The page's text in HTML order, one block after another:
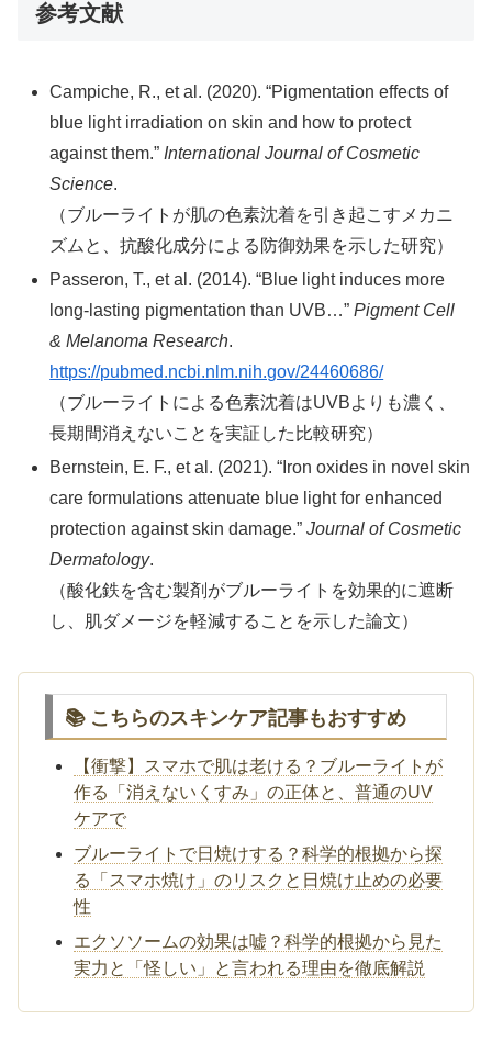
参考文献
Campiche, R., et al. (2020). “Pigmentation effects of
blue light irradiation on skin and how to protect
against them.” International Journal of Cosmetic
Science.
（ブルーライトが肌の色素沈着を引き起こすメカニ
ズムと、抗酸化成分による防御効果を示した研究）
Passeron, T., et al. (2014). “Blue light induces more
long-lasting pigmentation than UVB…”Pigment Cell
& Melanoma Research.
https://pubmed.ncbi.nlm.nih.gov/24460686/
（ブルーライトによる色素沈着はUVBよりも濃く、
長期間消えないことを実証した比較研究）
Bernstein, E. F., et al. (2021). “Iron oxides in novel skin
care formulations attenuate blue light for enhanced
protection against skin damage.”Journal of Cosmetic
Dermatology.
（酸化鉄を含む製剤がブルーライトを効果的に遮断
し、肌ダメージを軽減することを示した論文）
📚 こちらのスキンケア記事もおすすめ
【衝撃】スマホで肌は老ける？ブルーライトが
作る「消えないくすみ」の正体と、普通のUV
ケアで
ブルーライトで日焼けする？科学的根拠から探
る「スマホ焼け」のリスクと日焼け止めの必要
性
エクソソームの効果は嘘？科学的根拠から見た
実力と「怪しい」と言われる理由を徹底解説